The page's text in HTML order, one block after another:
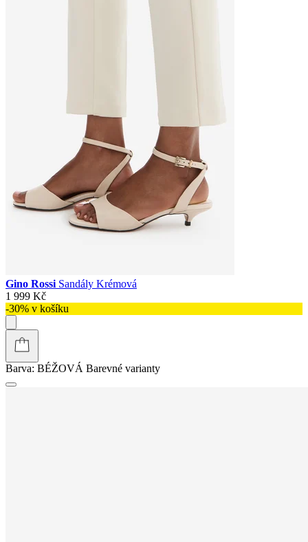
Gino Rossi Sandály Krémová
1 999 Kč
-30% v košíku
Barva: BÉŽOVÁ Barevné varianty